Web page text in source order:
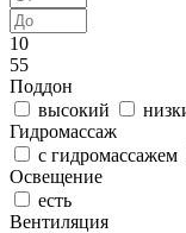
10
55
Поддон
высокий
Гидромассаж
с гидромассажем
Освещение
есть
Вентиляция